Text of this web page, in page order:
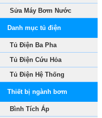
Sửa Máy Bơm Nước
Danh mục tủ điện
Tủ Điện Ba Pha
Tủ Điện Cứu Hỏa
Tủ Điện Hệ Thống
Thiết bị ngành bơm
Bình Tích Áp